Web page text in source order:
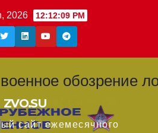
2026 12:12:10 PM
ZVO.SU
сайт ежемесячного